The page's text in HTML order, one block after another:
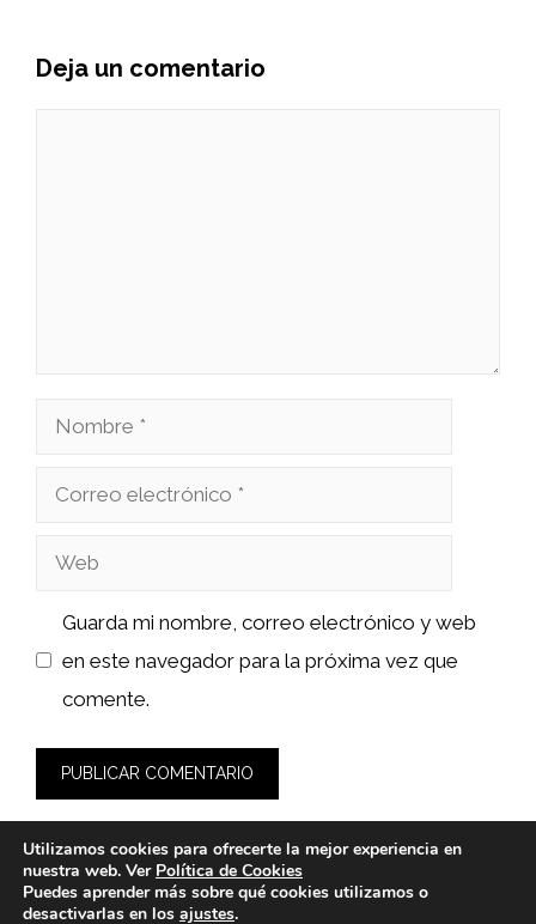
Deja un comentario
Nombre
Correo
Web
Guarda mi nombre, correo electrónico y web
en este navegador para la próxima vez que
comente.
Utilizamos cookies para ofrecerte la mejor experiencia en
nuestra web. Ver Política de Cookies
Puedes aprender más sobre qué cookies utilizamos o
desactivarlas en los ajustes.